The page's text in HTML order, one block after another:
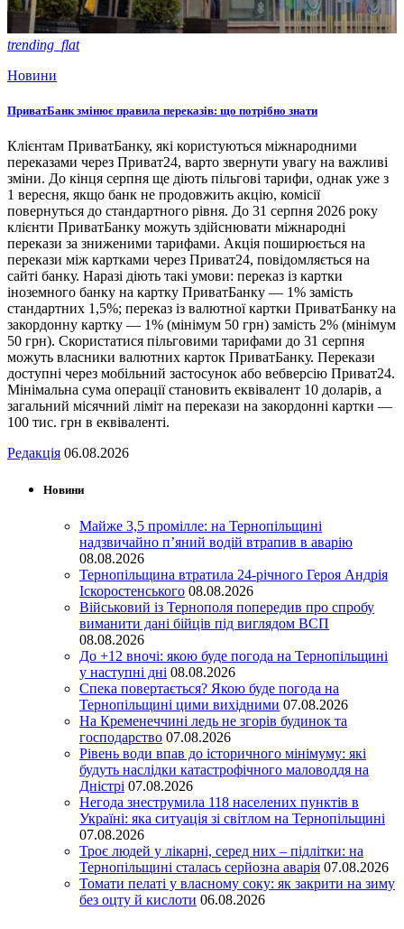
trending_flat
Новини
ПриватБанк змінює правила переказів: що потрібно знати
Клієнтам ПриватБанку, які користуються міжнародними
переказами через Приват24, варто звернути увагу на важливі
зміни. До кінця серпня ще діють пільгові тарифи, однак уже з
1 вересня, якщо банк не продовжить акцію, комісії
повернуться до стандартного рівня. До 31 серпня 2026 року
клієнти ПриватБанку можуть здійснювати міжнародні
перекази за зниженими тарифами. Акція поширюється на
перекази між картками через Приват24, повідомляється на
сайті банку. Наразі діють такі умови: переказ із картки
іноземного банку на картку ПриватБанку — 1% замість
стандартних 1,5%; переказ із валютної картки ПриватБанку на
закордонну картку — 1% (мінімум 50 грн) замість 2% (мінімум
50 грн). Скористатися пільговими тарифами до 31 серпня
можуть власники валютних карток ПриватБанку. Перекази
доступні через мобільний застосунок або вебверсію Приват24.
Мінімальна сума операції становить еквівалент 10 доларів, а
загальний місячний ліміт на перекази на закордонні картки —
100 тис. грн в еквіваленті.
Редакція 06.08.2026
Новини
Майже 3,5 промілле: на Тернопільщині
надзвичайно п’яний водій втрапив в аварію
08.08.2026
Тернопільщина втратила 24-річного Героя Андрія
Іскоростенського 08.08.2026
Військовий із Тернополя попередив про спробу
виманити дані бійців під виглядом ВСП
08.08.2026
До +12 вночі: якою буде погода на Тернопільщині
у наступні дні 08.08.2026
Спека повертається? Якою буде погода на
Тернопільщині цими вихідними 07.08.2026
На Кременеччині ледь не згорів будинок та
господарство 07.08.2026
Рівень води впав до історичного мінімуму: які
будуть наслідки катастрофічного маловоддя на
Дністрі 07.08.2026
Негода знеструмила 118 населених пунктів в
Україні: яка ситуація зі світлом на Тернопільщині
07.08.2026
Троє людей у лікарні, серед них – підлітки: на
Тернопільщині сталась серйозна аварія 07.08.2026
Томати пелаті у власному соку: як закрити на зиму
без оцту й кислоти 06.08.2026